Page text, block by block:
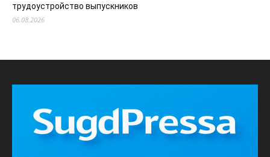
трудоустройство выпускников
06.08.2026